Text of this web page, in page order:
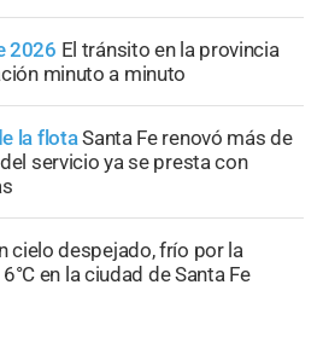
2026 El tránsito en la provincia
minuto a minuto
la flotaSanta Fe renovó más de
servicio ya se presta con
cielo despejado, frío por la
en la ciudad de Santa Fe